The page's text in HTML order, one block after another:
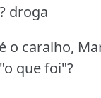
droga
o caralho,
que foi"?